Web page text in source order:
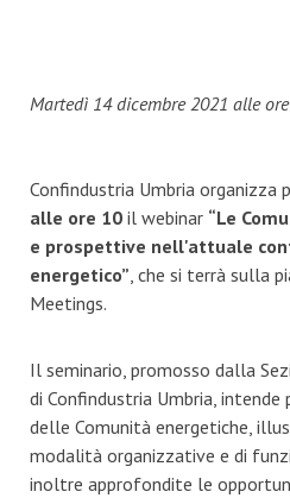
Martedì 14 dicembre 2021 alle
Confindustria Umbria organizza
alle ore 10 il webinar “Le
e prospettive nell'attuale
energetico” , che si terrà sulla
Meetings.
Il seminario, promosso dalla
di Confindustria Umbria,
delle Comunità energetiche,
modalità organizzative e di
inoltre approfondite le